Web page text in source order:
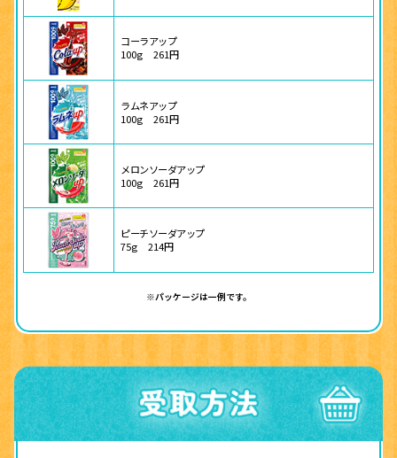
コーラアップ
100g
261円
ラムネアップ
100g
261円
メロンソーダアップ
100g
261円
ピーチソーダアップ
75g
214円
※パッケージは一例です。